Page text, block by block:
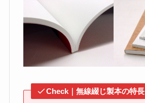
Check｜無線綴じ製本の特長